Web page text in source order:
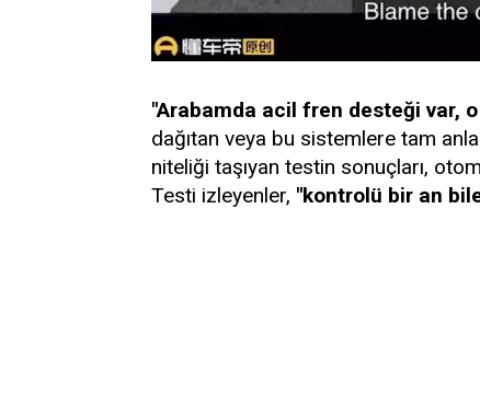
"Arabamda acil fren desteği var,
dağıtan veya bu sistemlere tam
niteliği taşıyan testin sonuçları,
Testi izleyenler, "kontrolü bir an